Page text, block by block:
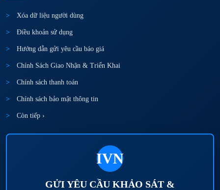
Xóa dữ liệu người dùng
Điều khoản sử dụng
Hướng dẫn gửi yêu cầu báo giá
Chính Sách Giao Nhận & Triển Khai
Chính sách thanh toán
Chính sách bảo mật thông tin
Còn tiếp ›
IVN
GỬI YÊU CẦU KHẢO SÁT &